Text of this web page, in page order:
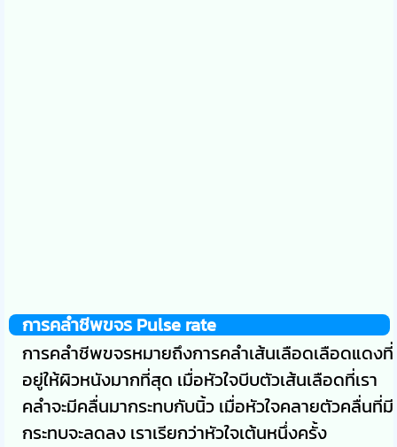
การคลำชีพขจร Pulse rate
การคลำชีพขจรหมายถึงการคลำเส้นเลือดเลือดแดงที่
อยู่ให้ผิวหนังมากที่สุด เมื่อหัวใจบีบตัวเส้นเลือดที่เรา
คลำจะมีคลื่นมากระทบกับนิ้ว เมื่อหัวใจคลายตัวคลื่นที่มี
กระทบจะลดลง เราเรียกว่าหัวใจเต้นหนึ่งครั้ง